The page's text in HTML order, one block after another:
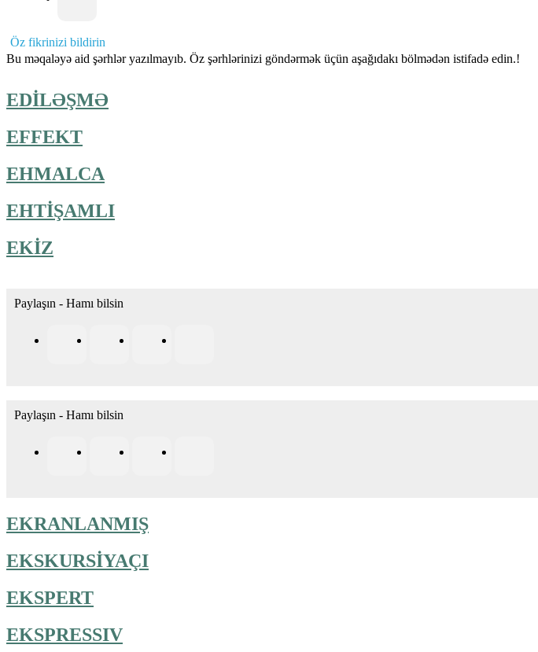
Öz fikrinizi bildirin
Bu məqaləyə aid şərhlər yazılmayıb. Öz şərhlərinizi göndərmək üçün aşağıdakı bölmədən istifadə edin.!
EDİLƏŞMƏ
EFFEKT
EHMALCA
EHTİŞAMLI
EKİZ
Paylaşın - Hamı bilsin
Paylaşın - Hamı bilsin
EKRANLANMIŞ
EKSKURSİYAÇI
EKSPERT
EKSPRESSIV